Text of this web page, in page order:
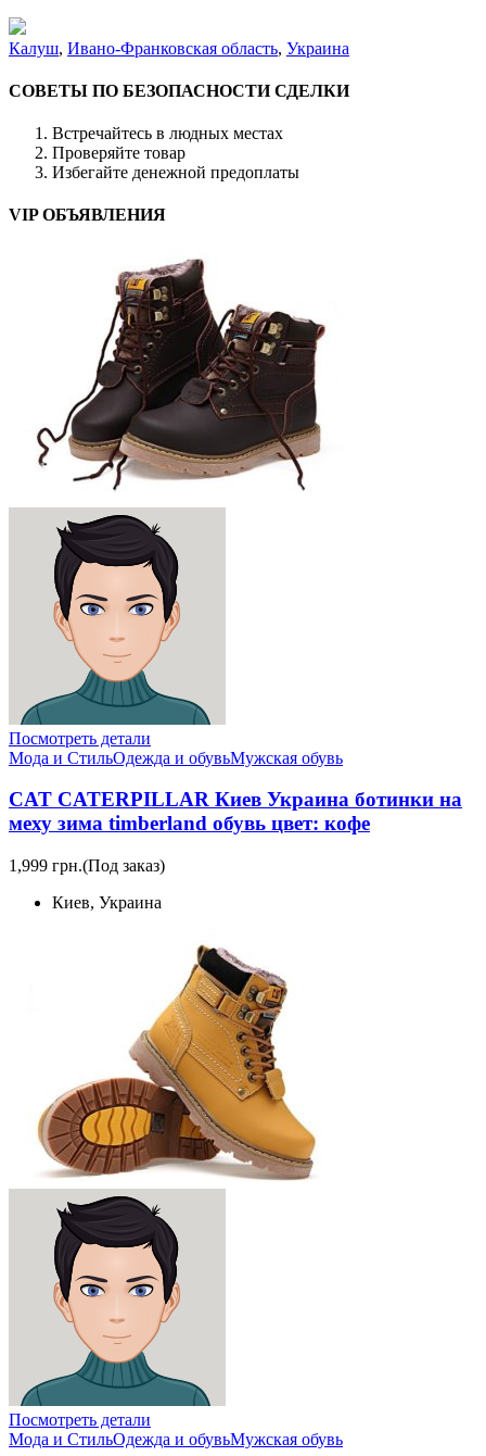
Калуш, Ивано-Франковская область, Украина
СОВЕТЫ ПО БЕЗОПАСНОСТИ СДЕЛКИ
Встречайтесь в людных местах
Проверяйте товар
Избегайте денежной предоплаты
VIP ОБЪЯВЛЕНИЯ
Посмотреть детали
Мода и СтильОдежда и обувьМужская обувь
CAT CATERPILLAR Киев Украина ботинки на
меху зима timberland обувь цвет: кофе
1,999 грн.(Под заказ)
Киев, Украина
Посмотреть детали
Мода и СтильОдежда и обувьМужская обувь